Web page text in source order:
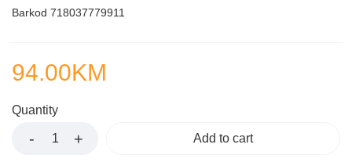
Barkod 718037779911
94.00KM
Quantity
Add to cart